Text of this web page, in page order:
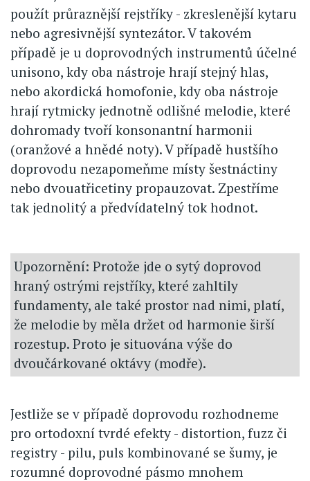
použít průraznější rejstříky - zkreslenější kytaru
nebo agresivnější syntezátor. V takovém
případě je u doprovodných instrumentů účelné
unisono, kdy oba nástroje hrají stejný hlas,
nebo akordická homofonie, kdy oba nástroje
hrají rytmicky jednotně odlišné melodie, které
dohromady tvoří konsonantní harmonii
(oranžové a hnědé noty). V případě hustšího
doprovodu nezapomeňme místy šestnáctiny
nebo dvouatřicetiny propauzovat. Zpestříme
tak jednolitý a předvídatelný tok hodnot.
Upozornění: Protože jde o sytý doprovod
hraný ostrými rejstříky, které zahltily
fundamenty, ale také prostor nad nimi, platí,
že melodie by měla držet od harmonie širší
rozestup. Proto je situována výše do
dvoučárkované oktávy (modře).
Jestliže se v případě doprovodu rozhodneme
pro ortodoxní tvrdé efekty - distortion, fuzz či
registry - pilu, puls kombinované se šumy, je
rozumné doprovodné pásmo mnohem